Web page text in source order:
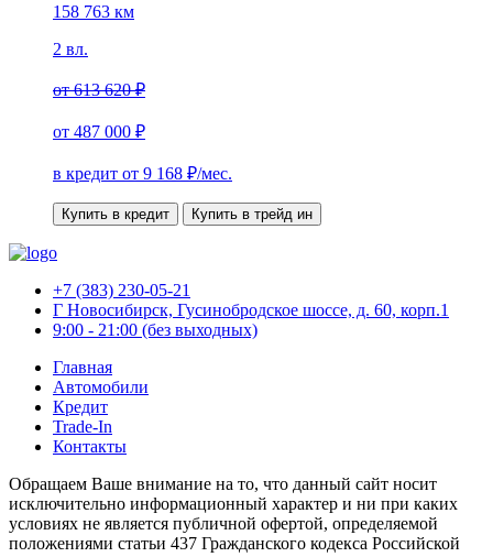
158 763 км
2 вл.
от613 620 ₽
от 487 000 ₽
в кредит от 9 168 ₽/мес.
Купить в кредит Купить в трейд ин
+7 (383) 230-05-21
Г Новосибирск, Гусинобродское шоссе, д. 60, корп.1
9:00 - 21:00 (без выходных)
Главная
Автомобили
Кредит
Trade-In
Контакты
Обращаем Ваше внимание на то, что данный сайт носит
исключительно информационный характер и ни при каких
условиях не является публичной офертой, определяемой
положениями статьи 437 Гражданского кодекса Российской